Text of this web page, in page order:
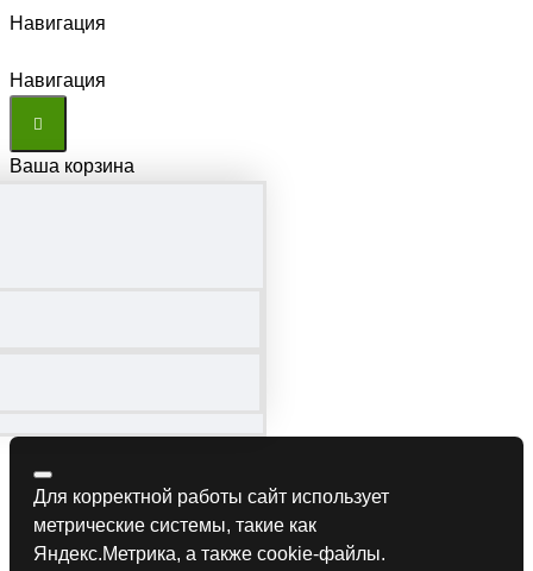
Навигация
Навигация
Ваша корзина
Для корректной работы сайт использует
метрические системы, такие как
Яндекс.Метрика, а также cookie-файлы.